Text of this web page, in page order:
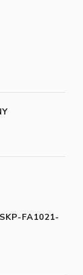
FA1021-